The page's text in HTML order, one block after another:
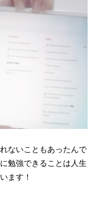
ないこともあったんで
勉強できることは人生
ます！